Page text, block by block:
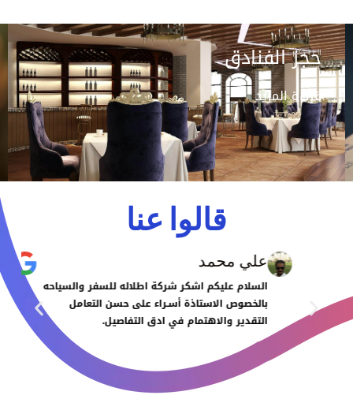
حجز الفنادق
قراءة المزيد
قالوا عنا
علي محمد
السلام عليكم اشكر شركة اطلاله للسفر والسياحه
بالخصوص الاستاذة أسـراء على حسن التعامل
التقدير والاهتمام في ادق التفاصيل.